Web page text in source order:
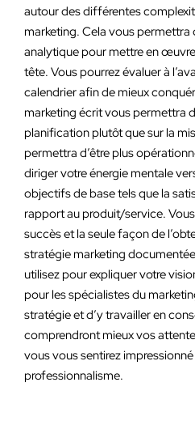
autour des différentes
marketing. Cela vous permettra
analytique pour mettre en
tête. Vous pourrez évaluer à
calendrier afin de mieux
marketing écrit vous permettra
planification plutôt que sur la
permettra d’être plus
diriger votre énergie mentale
objectifs de base tels que la
rapport au produit/service.
succès et la seule façon de
stratégie marketing
utilisez pour expliquer votre
pour les spécialistes du
stratégie et d’y travailler en
comprendront mieux vos
vous vous sentirez
professionnalisme.